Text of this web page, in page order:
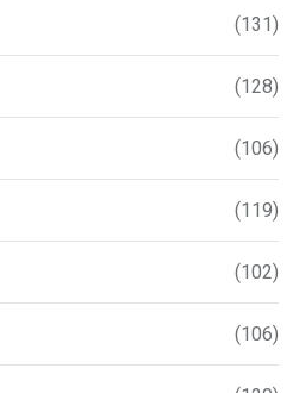
(131)
(128)
(106)
(119)
(102)
(106)